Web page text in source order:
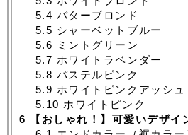
5.4 バターブロンド
5.5 シャーベットブルー
5.6 ミントグリーン
5.7 ホワイトラベンダー
5.8 パステルピンク
5.9 ホワイトピンクアッシュ
5.10 ホワイトピンク
6 【おしゃれ！】可愛いデザイ